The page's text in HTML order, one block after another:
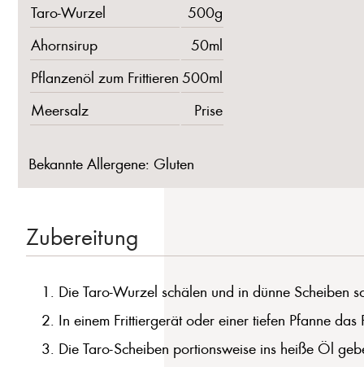
Taro-Wurzel
500g
Ahornsirup
50ml
Pflanzenöl zum Frittieren 500ml
Meersalz
Prise
Bekannte Allergene: Gluten
Zubereitung
Die Taro-Wurzel schälen und in dünne Scheiben
In einem Frittiergerät oder einer tiefen Pfanne
Die Taro-Scheiben portionsweise ins heiße Öl